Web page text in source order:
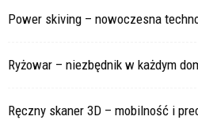
Power skiving – nowoczesna
Ryżowar – niezbędnik w każdym
Ręczny skaner 3D – mobilność i